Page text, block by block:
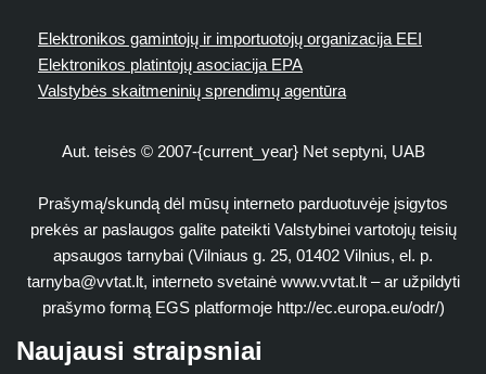
Elektronikos gamintojų ir importuotojų organizacija EEI
Elektronikos platintojų asociacija EPA
Valstybės skaitmeninių sprendimų agentūra
Aut. teisės © 2007-{current_year} Net septyni, UAB
Prašymą/skundą dėl mūsų interneto parduotuvėje įsigytos
prekės ar paslaugos galite pateikti Valstybinei vartotojų teisių
apsaugos tarnybai (Vilniaus g. 25, 01402 Vilnius, el. p.
tarnyba@vvtat.lt, interneto svetainė www.vvtat.lt – ar užpildyti
prašymo formą EGS platformoje http://ec.europa.eu/odr/)
Naujausi straipsniai